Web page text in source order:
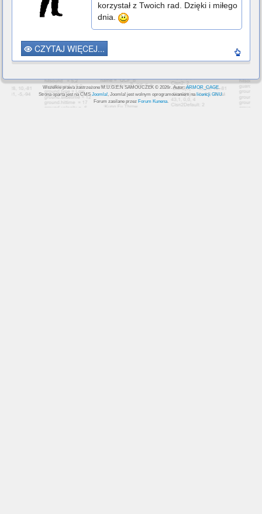
korzystał z Twoich rad. Dzięki i miłego
dnia.
CZYTAJ WIĘCEJ...
Wszelkie prawa zastrzeżone M.U.G.E.N SAMOUCZEK © 2026r. Autor: ARMOR_CAGE.
Strona oparta jest na CMS Joomla!, Joomla! jest wolnym oprogramowaniem na licencji GNU.
Forum zasilane przez Forum Kunena.